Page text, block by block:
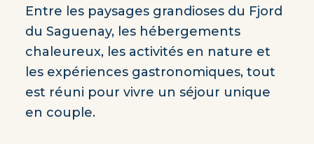
Entre les paysages grandioses du Fjord
du Saguenay, les hébergements
chaleureux, les activités en nature et
les expériences gastronomiques, tout
est réuni pour vivre un séjour unique
en couple.